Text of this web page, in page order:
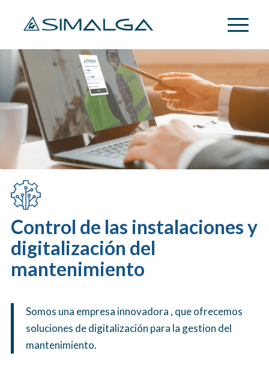
Control de las instalaciones y
digitalización del
mantenimiento
Somos una empresa innovadora , que ofrecemos
soluciones de digitalización para la gestion del
mantenimiento.